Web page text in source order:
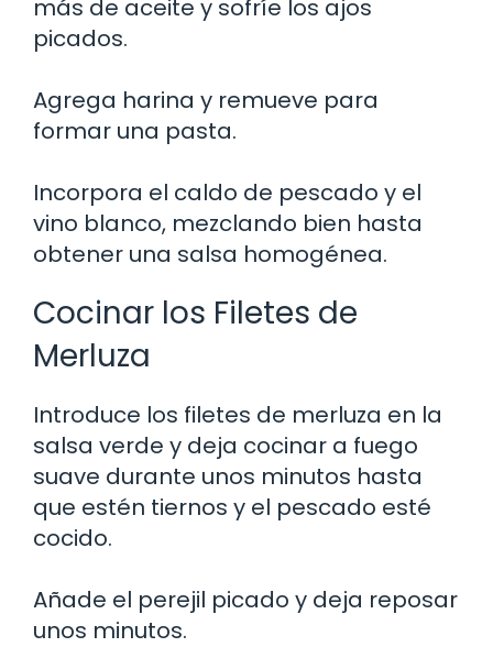
más de aceite y sofríe los ajos
picados.
Agrega harina y remueve para
formar una pasta.
Incorpora el caldo de pescado y el
vino blanco, mezclando bien hasta
obtener una salsa homogénea.
Cocinar los Filetes de
Merluza
Introduce los filetes de merluza en la
salsa verde y deja cocinar a fuego
suave durante unos minutos hasta
que estén tiernos y el pescado esté
cocido.
Añade el perejil picado y deja reposar
unos minutos.